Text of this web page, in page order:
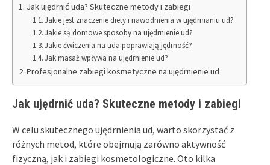
Jak ujędrnić uda? Skuteczne metody i zabiegi
Jakie jest znaczenie diety i nawodnienia w ujędrnianiu ud?
Jakie są domowe sposoby na ujędrnienie ud?
Jakie ćwiczenia na uda poprawiają jędrność?
Jak masaż wpływa na ujędrnienie ud?
Profesjonalne zabiegi kosmetyczne na ujędrnienie ud
Jak ujędrnić uda? Skuteczne metody i zabiegi
W celu skutecznego ujędrnienia ud, warto skorzystać z
różnych metod, które obejmują zarówno aktywność
fizyczną, jak i zabiegi kosmetologiczne. Oto kilka